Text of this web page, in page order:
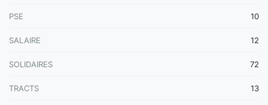
PSE 10
SALAIRE 12
SOLIDAIRES 72
TRACTS 13